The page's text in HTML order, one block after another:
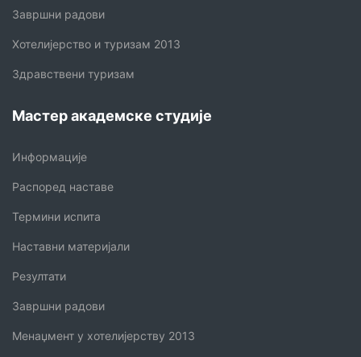
Завршни радови
Хотелијерство и туризам 2013
Здравствени туризам
Мастер академске студије
Информације
Распоред наставе
Термини испита
Наставни материјали
Резултати
Завршни радови
Менаџмент у хотелијерству 2013